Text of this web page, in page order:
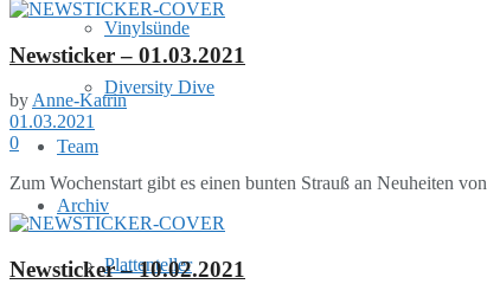
Vinylsünde
Diversity Dive
Team
Archiv
Plattenteller
Newsticker – 01.03.2021
by Anne-Katrin
01.03.2021
0
Zum Wochenstart gibt es einen bunten Strauß an Neuheiten
Newsticker – 10.02.2021